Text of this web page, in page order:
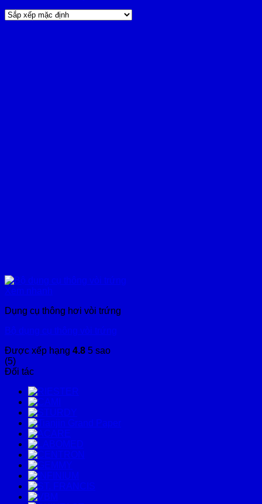
Xem nhanh
Dụng cụ thông hơi vòi trứng
Bộ dụng cụ thông vòi trứng
Được xếp hạng 4.8 5 sao
(5)
Đối tác